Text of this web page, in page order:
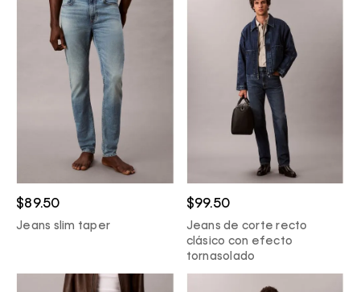
$89.50
Jeans slim taper
$99.50
Jeans de corte recto
clásico con efecto
tornasolado